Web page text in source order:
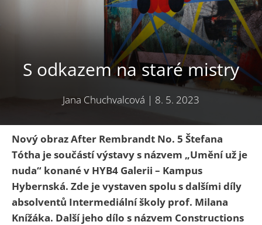
S odkazem na staré mistry
Jana Chuchvalcová | 8. 5. 2023
Nový obraz After Rembrandt No. 5 Štefana
Tótha je součástí výstavy s názvem „Umění už je
nuda“ konané v HYB4 Galerii – Kampus
Hybernská. Zde je vystaven spolu s dalšími díly
absolventů Intermediální školy prof. Milana
Knížáka. Další jeho dílo s názvem Constructions